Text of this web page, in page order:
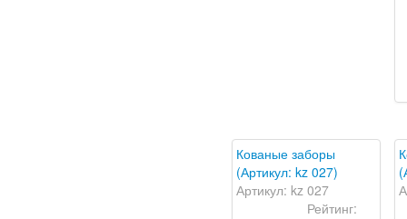
Кованые заборы
(Артикул: kz 027)
Артикул: kz 027
Рейтинг: